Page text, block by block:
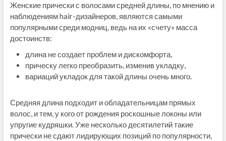
Женские прически с волосами средней длины, по мнению и
наблюдениям hair-дизайнеров, являются самыми
популярными среди модниц, ведь на их «счету» масса
достоинств:
длина не создает проблем и дискомфорта,
прическу легко преобразить, изменив укладку,
вариаций укладок для такой длины очень много.
Средняя длина подходит и обладательницам прямых
волос, и тем, у кого от рождения роскошные локоны или
упругие кудряшки. Уже несколько десятилетий такие
прически не сдают лидирующих позиций по популярности,